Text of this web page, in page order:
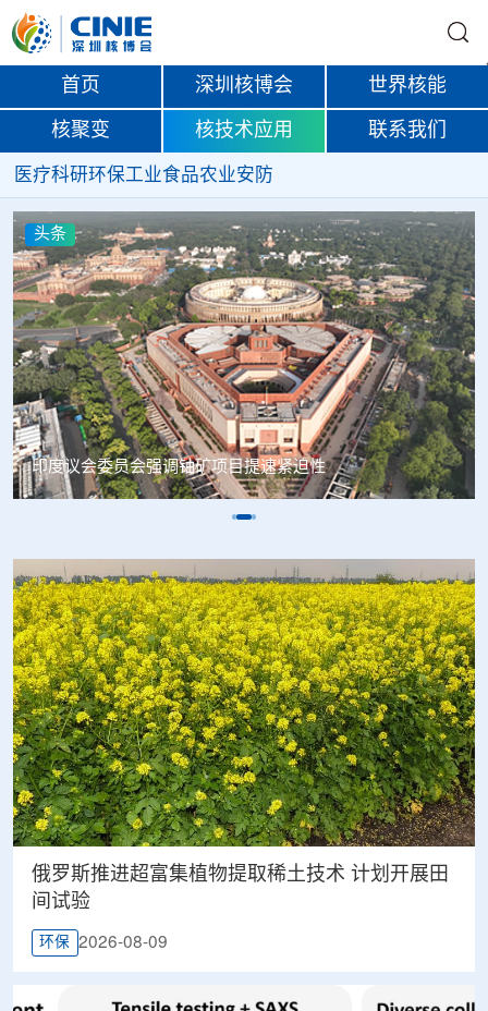
首页 深圳核博会 世界核能
核聚变 核技术应用 联系我们
医疗科研环保工业食品农业安防
头条
中核辐智正式设立 中国同辐持股90%打通核医疗全产业链
俄罗斯推进超富集植物提取稀土技术 计划开展田
间试验
环保 2026-08-09